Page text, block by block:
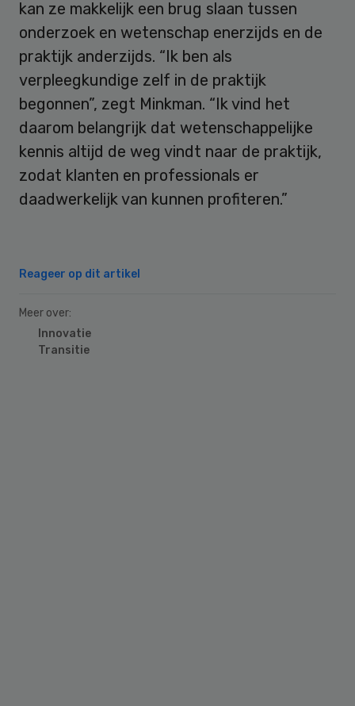
kan ze makkelijk een brug slaan tussen
onderzoek en wetenschap enerzijds en de
praktijk anderzijds. “Ik ben als
verpleegkundige zelf in de praktijk
begonnen”, zegt Minkman. “Ik vind het
daarom belangrijk dat wetenschappelijke
kennis altijd de weg vindt naar de praktijk,
zodat klanten en professionals er
daadwerkelijk van kunnen profiteren.”
Reageer op dit artikel
Meer over:
Innovatie
Transitie